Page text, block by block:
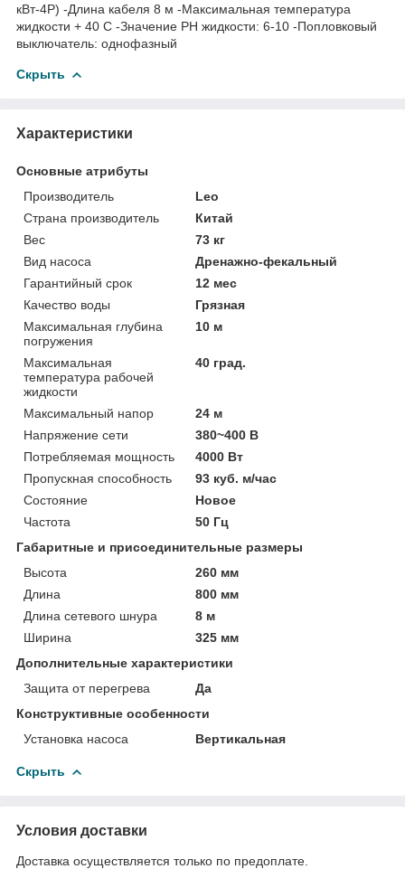
кВт-4Р) -Длина кабеля 8 м -Максимальная температура
жидкости + 40 С -Значение РН жидкости: 6-10 -Попловковый
выключатель: однофазный
Скрыть
Характеристики
Основные атрибуты
Производитель
Leo
Страна производитель
Китай
Вес
73 кг
Вид насоса
Дренажно-фекальный
Гарантийный срок
12 мес
Качество воды
Грязная
Максимальная глубина
погружения
10 м
Максимальная
температура рабочей
жидкости
40 град.
Максимальный напор
24 м
Напряжение сети
380~400 В
Потребляемая мощность
4000 Вт
Пропускная способность
93 куб. м/час
Состояние
Новое
Частота
50 Гц
Габаритные и присоединительные размеры
Высота
260 мм
Длина
800 мм
Длина сетевого шнура
8 м
Ширина
325 мм
Дополнительные характеристики
Защита от перегрева
Да
Конструктивные особенности
Установка насоса
Вертикальная
Скрыть
Условия доставки
Доставка осуществляется только по предоплате.